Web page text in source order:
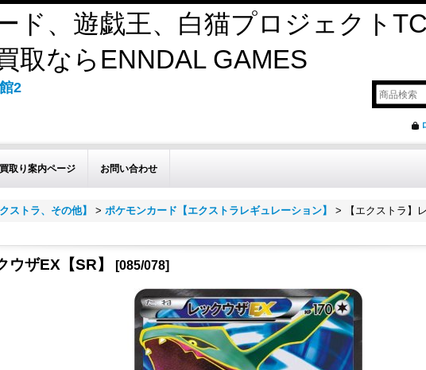
ド、遊戯王、白猫プロジェクト
取ならENNDAL GAMES
2
買取り案内ページ お問い合わせ
ストラ、その他】 > ポケモンカード【エクストラレギュレーション】 > 【エクストラ】
ウザEX【SR】 [085/078]